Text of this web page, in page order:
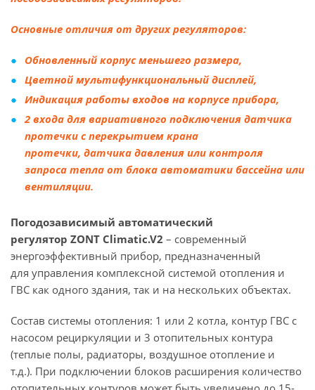
работы выходов
Сохранение связи при отключении
Основные отличия от других регуляторов:
Обновленный корпус меньшего размера,
Цветной мультифункциональный дисплей,
Индикация работы входов на корпусе прибора,
2 входа для вариативного подключения датчика
протечки с перекрытием крана
протечки, датчика давления или контроля
запроса тепла от блока автоматики бассейна или
вентиляции.
Погодозависимый автоматический
регулятор ZONT Climatic.V2 – современный
энергоэффективный прибор, предназначенный
для управления комплексной системой отопления и
ГВС как одного здания, так и на нескольких объектах.
Состав системы отопления: 1 или 2 котла, контур ГВС с
насосом рециркуляции и 3 отопительных контура
(теплые полы, радиаторы, воздушное отопление и
т.д.). При подключении блоков расширения количество